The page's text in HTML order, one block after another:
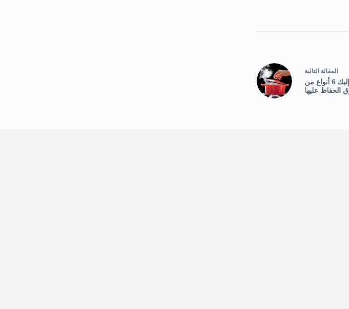
المقالة التالية
من بينها الجرانيت و الفخار إليك 6 أنواع من
الحفاظ عليها